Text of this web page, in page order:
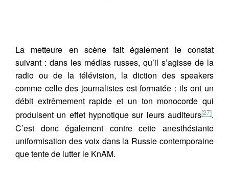
La metteure en scène fait également le constat
suivant : dans les médias russes, qu’il s’agisse de la
radio ou de la télévision, la diction des speakers
comme celle des journalistes est formatée : ils ont un
débit extrêmement rapide et un ton monocorde qui
produisent un effet hypnotique sur leurs auditeurs[27].
C’est donc également contre cette anesthésiante
uniformisation des voix dans la Russie contemporaine
que tente de lutter le KnAM.